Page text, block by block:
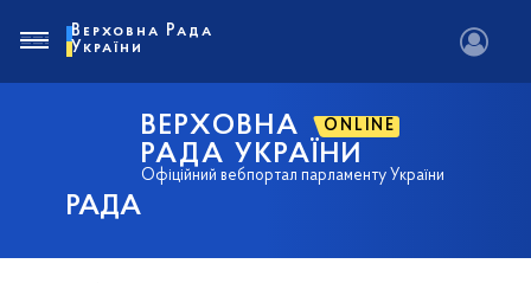
РАДА
ВЕРХОВНА ONLINE
РАДА УКРАЇНИ
Офіційний вебпортал парламенту України
Верховна Рада
України